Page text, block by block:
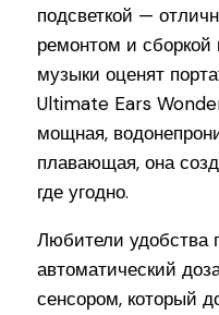
подсветкой —
ремонтом и
музыки оценят
Ultimate Ears
мощная,
плавающая, она
где угодно.
Любители удобства
автоматический
сенсором, который